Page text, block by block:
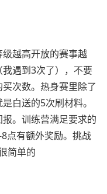
越高开放的赛事越
遇到3次了），不要
次数。热身赛里除了
白送的5次刷材料。
。训练营满足要求的
点有额外奖励。挑战
简单的